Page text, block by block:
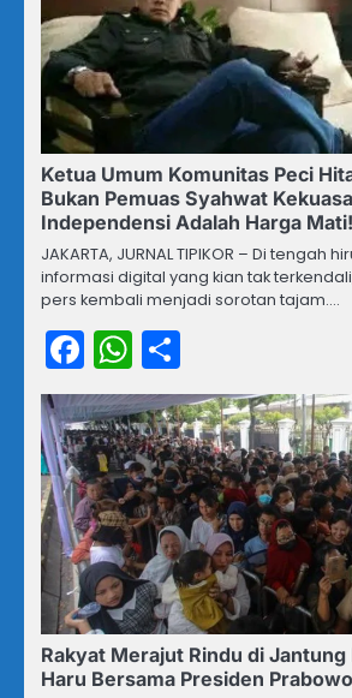
Ketua Umum Komunitas Peci
Bukan Pemuas Syahwat
Independensi Adalah Harga
JAKARTA, JURNAL TIPIKOR – Di tengah
informasi digital yang kian tak
pers kembali menjadi sorotan tajam.…
Facebook
WhatsApp
Rakyat Merajut Rindu di Jantung
Haru Bersama Presiden Prabowo